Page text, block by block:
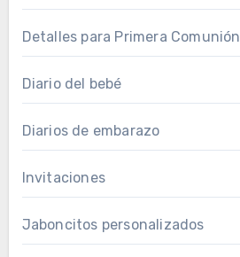
Detalles para Primera Comunión
Diario del bebé
Diarios de embarazo
Invitaciones
Jaboncitos personalizados